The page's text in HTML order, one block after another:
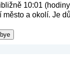
10:01
a okolí. Je